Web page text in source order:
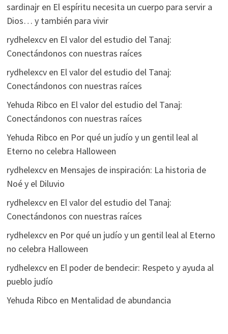
sardinajren El espíritu necesita un cuerpo para servir a
Dios… y también para vivir
rydhelexcven El valor del estudio del Tanaj:
Conectándonos con nuestras raíces
rydhelexcven El valor del estudio del Tanaj:
Conectándonos con nuestras raíces
Yehuda Ribco en El valor del estudio del Tanaj:
Conectándonos con nuestras raíces
Yehuda Ribco en Por qué un judío y un gentil leal al
Eterno no celebra Halloween
rydhelexcven Mensajes de inspiración: La historia de
Noé y el Diluvio
rydhelexcven El valor del estudio del Tanaj:
Conectándonos con nuestras raíces
rydhelexcven Por qué un judío y un gentil leal al Eterno
no celebra Halloween
rydhelexcven El poder de bendecir: Respeto y ayuda al
pueblo judío
Yehuda Ribco en Mentalidad de abundancia